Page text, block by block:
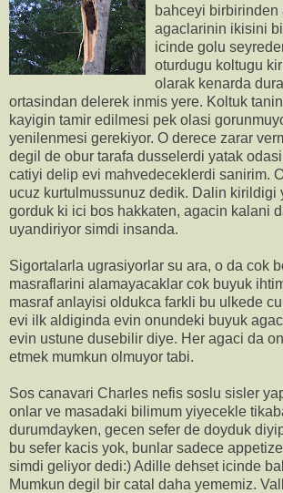
bahceyi birbirinden
agaclarinin ikisini
icinde golu
oturdugu koltugu
olarak kenarda
ortasindan delerek inmis yere. Koltuk
kayigin tamir edilmesi pek olasi
yenilenmesi gerekiyor. O derece zarar
degil de obur tarafa dusselerdi yatak
catiyi delip evi mahvedeceklerdi sanirim.
ucuz kurtulmussunuz dedik. Dalin kirildigi
gorduk ki ici bos hakkaten, agacin kalani
uyandiriyor simdi insanda.
Sigortalarla ugrasiyorlar su ara, o da cok
masraflarini alamayacaklar cok buyuk
masraf anlayisi oldukca farkli bu ulkede
evi ilk aldiginda evin onundeki buyuk
evin ustune dusebilir diye. Her agaci da
etmek mumkun olmuyor tabi.
Sos canavari Charles nefis soslu sisler
onlar ve masadaki bilimum yiyecekle
durumdayken, gecen sefer de doyduk
bu sefer kacis yok, bunlar sadece
simdi geliyor dedi:) Adille dehset icinde
Mumkun degil bir catal daha yememiz.